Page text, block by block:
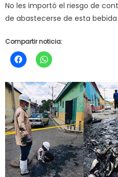
No les importó el riesgo de
de abastecerse de esta
Compartir noticia: